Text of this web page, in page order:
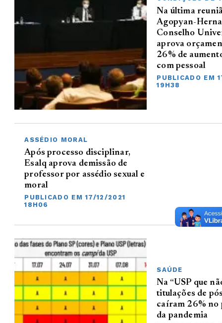
Na última
Agopyan-
Conselho
aprova
26% de
com pessoal
PUBLICADO EM
19H38
ASSÉDIO MORAL
Após processo disciplinar,
Esalq aprova demissão de
professor por assédio sexual e
moral
PUBLICADO EM 17/12/2021
18H06
SAÚDE
Na “USP que
titulações de
caíram 26% no
da pandemia